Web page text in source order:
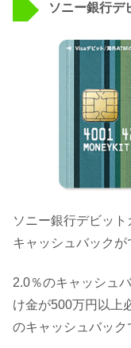
ソニー銀行デ
ソニー銀行デビッ
キャッシュバックが
2.0％のキャッシュ
け金が500万円以上
のキャッシュバック